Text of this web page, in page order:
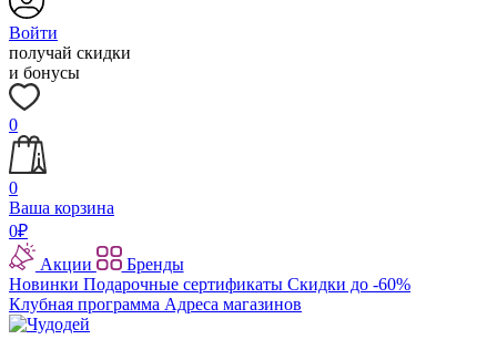
Войти
получай скидки
и бонусы
0
0
Ваша корзина
0₽
Акции
Бренды
Новинки Подарочные сертификаты Скидки до -60%
Клубная программа Адреса магазинов